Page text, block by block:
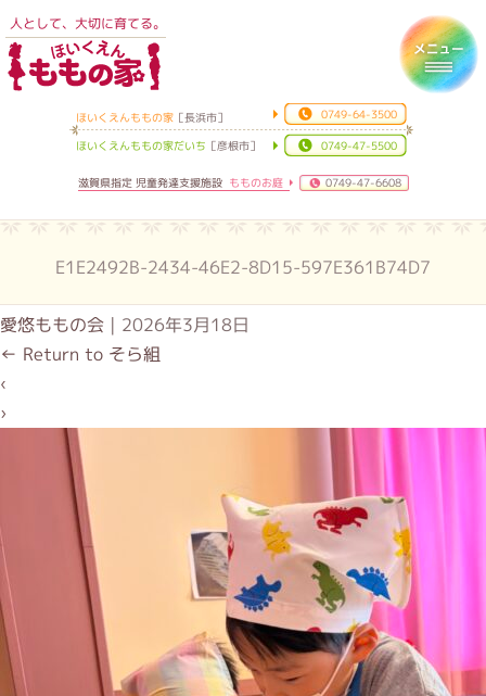
人として、大切に育てる。
ほいくえんももの家 ［長浜市］ 0749-64-3500
ほいくえんももの家だいち ［彦根市］ 0749-47-5500
滋賀県指定 児童発達支援施設もものお庭 0749-47-6608
E1E2492B-2434-46E2-8D15-597E361B74D7
愛悠ももの会 | 2026年3月18日
← Return to そら組
‹
›